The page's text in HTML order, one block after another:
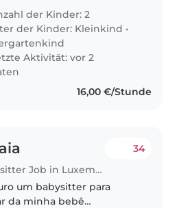
besteht vor allem über
danach aber auch
regelmäßig an
der Kinder: 2
der Kinder: Kleinkind •
Aktivität: vor 2
16,00 €/Stunde
Babysitter Job in Luxemburg
34
um babysitter para
da minha bebê